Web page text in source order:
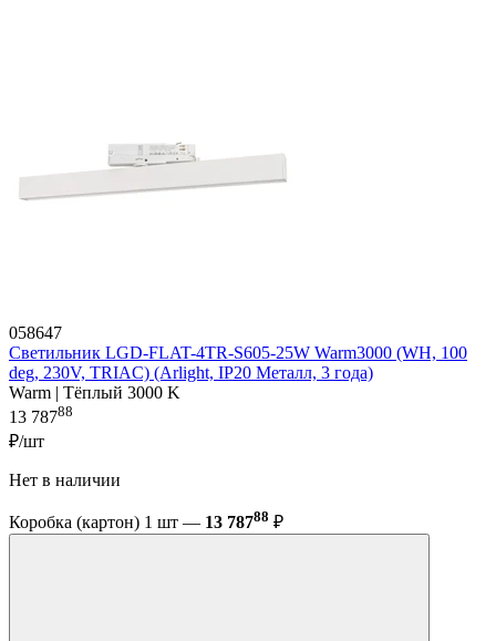
058647
Светильник LGD-FLAT-4TR-S605-25W Warm3000 (WH, 100
deg, 230V, TRIAC) (Arlight, IP20 Металл, 3 года)
Warm | Тёплый 3000 K
13 78788
₽/шт
Нет в наличии
Коробка (картон) 1 шт — 13 78788 ₽